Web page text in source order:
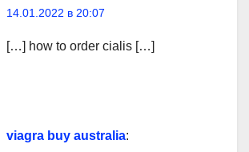
14.01.2022 в 20:07
[…] how to order cialis […]
viagra buy australia: